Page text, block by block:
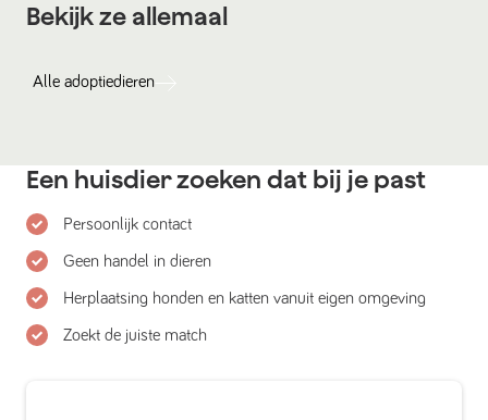
Bekijk ze allemaal
Alle adoptiedieren
Een huisdier zoeken dat bij je past
Persoonlijk contact
Geen handel in dieren
Herplaatsing honden en katten vanuit eigen omgeving
Zoekt de juiste match